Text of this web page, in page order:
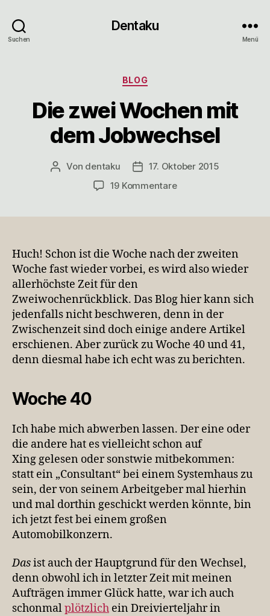
Suchen
Dentaku
Menü
Kategorien
BLOG
Die zwei Wochen mit
dem Jobwechsel
Beitragsautor
Von dentaku Veröffentlichungsdatum
17. Oktober 2015
19 Kommentarezu
dem
Jobwechsel
Huch! Schon ist die Woche nach der zweiten
Woche fast wieder vorbei, es wird also wieder
allerhöchste Zeit für den
Zweiwochenrückblick. Das Blog hier kann sich
jedenfalls nicht beschweren, denn in der
Zwischenzeit sind doch einige andere Artikel
erschienen. Aber zurück zu Woche 40 und 41,
denn diesmal habe ich echt was zu berichten.
Woche 40
Ich habe mich abwerben lassen. Der eine oder
die andere hat es vielleicht schon auf
Xing gelesen oder sonstwie mitbekommen:
statt ein „Consultant“ bei einem Systemhaus zu
sein, der von seinem Arbeitgeber mal hierhin
und mal dorthin geschickt werden könnte, bin
ich jetzt fest bei einem großen
Automobilkonzern.
Dasist auch der Hauptgrund für den Wechsel,
denn obwohl ich in letzter Zeit mit meinen
Aufträgen immer Glück hatte, war ich auch
schonmalplötzlich ein Dreivierteljahr in